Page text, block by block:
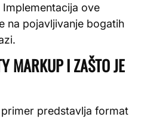
ove
na pojavljivanje bogatih
MARKUP I ZAŠTO JE
predstavlja format